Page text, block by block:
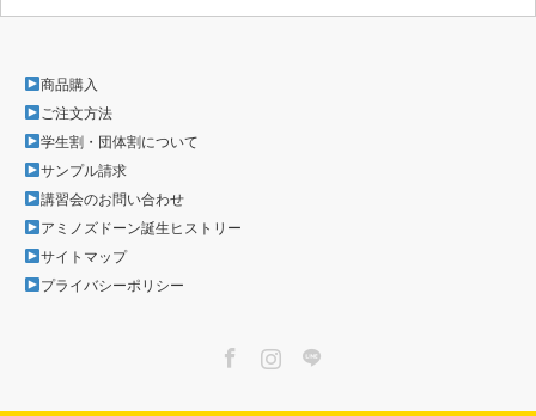
商品購入
ご注文方法
学生割・団体割について
サンプル請求
講習会のお問い合わせ
アミノズドーン誕生ヒストリー
サイトマップ
プライバシーポリシー